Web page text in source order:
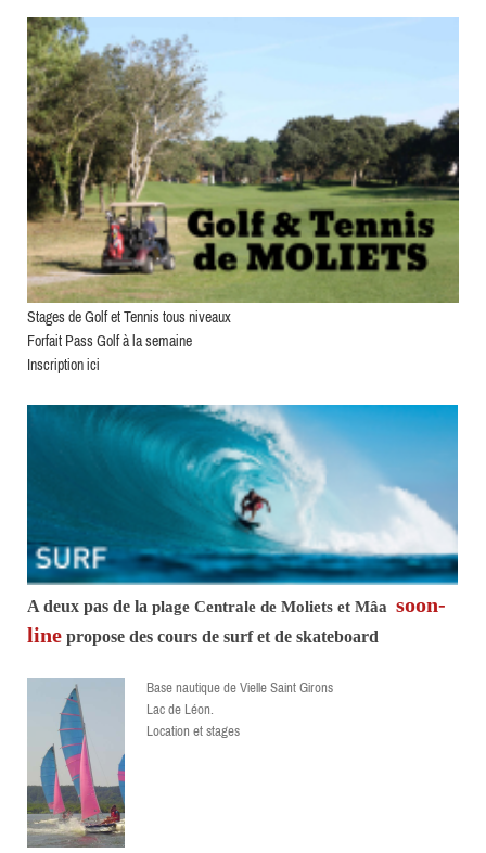
Stages de Golf et Tennis tous niveaux
Forfait Pass Golf à la semaine
Inscription ici
A deux pas de la plage Centrale de Moliets et Mâa soon-
line propose des cours de surf et de skateboard
Base nautique de Vielle Saint Girons
Lac de Léon.
Location et stages